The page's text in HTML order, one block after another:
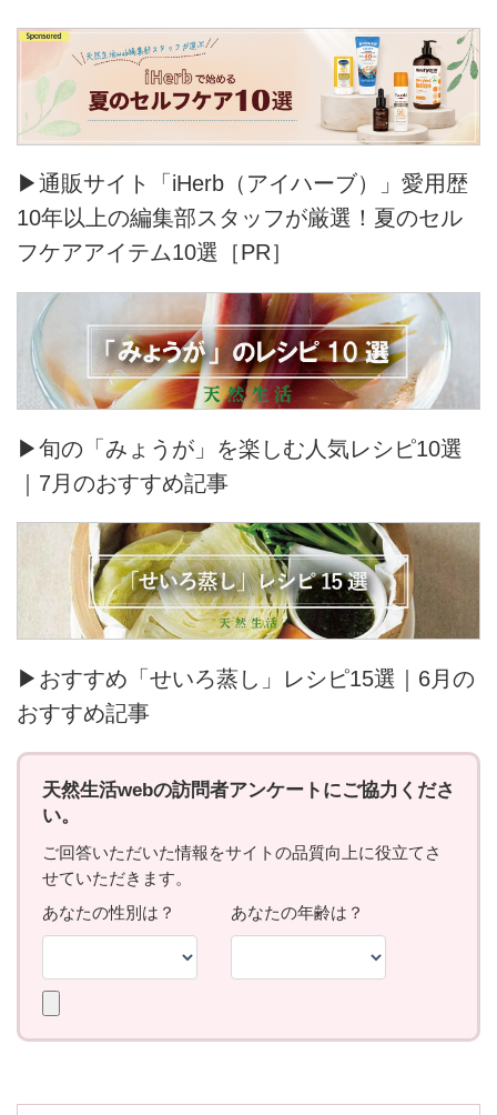
▶通販サイト「iHerb（アイハーブ）」愛用歴
10年以上の編集部スタッフが厳選！夏のセル
フケアアイテム10選［PR］
▶旬の「みょうが」を楽しむ人気レシピ10選
｜7月のおすすめ記事
▶おすすめ「せいろ蒸し」レシピ15選｜6月の
おすすめ記事